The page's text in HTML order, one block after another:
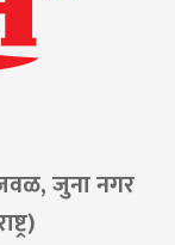
जुना नगर